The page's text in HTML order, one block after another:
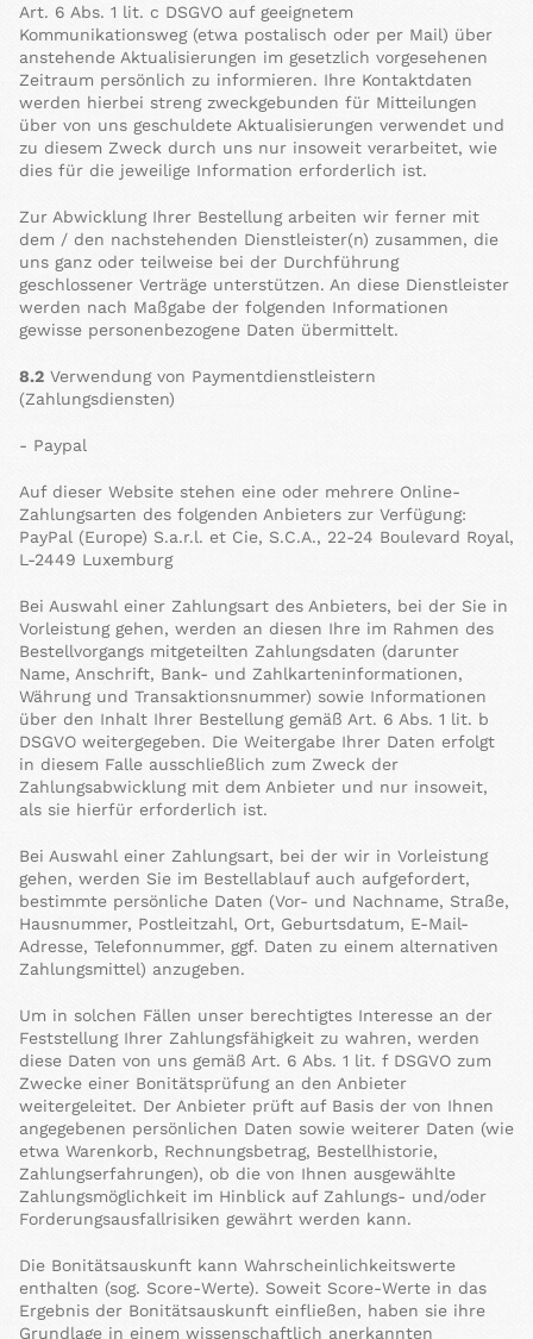
Art. 6 Abs. 1 lit. c DSGVO auf geeignetem
Kommunikationsweg (etwa postalisch oder per Mail) über
anstehende Aktualisierungen im gesetzlich vorgesehenen
Zeitraum persönlich zu informieren. Ihre Kontaktdaten
werden hierbei streng zweckgebunden für Mitteilungen
über von uns geschuldete Aktualisierungen verwendet und
zu diesem Zweck durch uns nur insoweit verarbeitet, wie
dies für die jeweilige Information erforderlich ist.
Zur Abwicklung Ihrer Bestellung arbeiten wir ferner mit
dem / den nachstehenden Dienstleister(n) zusammen, die
uns ganz oder teilweise bei der Durchführung
geschlossener Verträge unterstützen. An diese Dienstleister
werden nach Maßgabe der folgenden Informationen
gewisse personenbezogene Daten übermittelt.
8.2 Verwendung von Paymentdienstleistern
(Zahlungsdiensten)
- Paypal
Auf dieser Website stehen eine oder mehrere Online-
Zahlungsarten des folgenden Anbieters zur Verfügung:
PayPal (Europe) S.a.r.l. et Cie, S.C.A., 22-24 Boulevard Royal,
L-2449 Luxemburg
Bei Auswahl einer Zahlungsart des Anbieters, bei der Sie in
Vorleistung gehen, werden an diesen Ihre im Rahmen des
Bestellvorgangs mitgeteilten Zahlungsdaten (darunter
Name, Anschrift, Bank- und Zahlkarteninformationen,
Währung und Transaktionsnummer) sowie Informationen
über den Inhalt Ihrer Bestellung gemäß Art. 6 Abs. 1 lit. b
DSGVO weitergegeben. Die Weitergabe Ihrer Daten erfolgt
in diesem Falle ausschließlich zum Zweck der
Zahlungsabwicklung mit dem Anbieter und nur insoweit,
als sie hierfür erforderlich ist.
Bei Auswahl einer Zahlungsart, bei der wir in Vorleistung
gehen, werden Sie im Bestellablauf auch aufgefordert,
bestimmte persönliche Daten (Vor- und Nachname, Straße,
Hausnummer, Postleitzahl, Ort, Geburtsdatum, E-Mail-
Adresse, Telefonnummer, ggf. Daten zu einem alternativen
Zahlungsmittel) anzugeben.
Um in solchen Fällen unser berechtigtes Interesse an der
Feststellung Ihrer Zahlungsfähigkeit zu wahren, werden
diese Daten von uns gemäß Art. 6 Abs. 1 lit. f DSGVO zum
Zwecke einer Bonitätsprüfung an den Anbieter
weitergeleitet. Der Anbieter prüft auf Basis der von Ihnen
angegebenen persönlichen Daten sowie weiterer Daten (wie
etwa Warenkorb, Rechnungsbetrag, Bestellhistorie,
Zahlungserfahrungen), ob die von Ihnen ausgewählte
Zahlungsmöglichkeit im Hinblick auf Zahlungs- und/oder
Forderungsausfallrisiken gewährt werden kann.
Die Bonitätsauskunft kann Wahrscheinlichkeitswerte
enthalten (sog. Score-Werte). Soweit Score-Werte in das
Ergebnis der Bonitätsauskunft einfließen, haben sie ihre
Grundlage in einem wissenschaftlich anerkannten